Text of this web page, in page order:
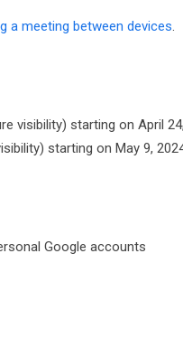
a meeting between devices.
visibility) starting on April
starting on May 9,
Google accounts